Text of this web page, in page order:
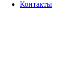
Контакты